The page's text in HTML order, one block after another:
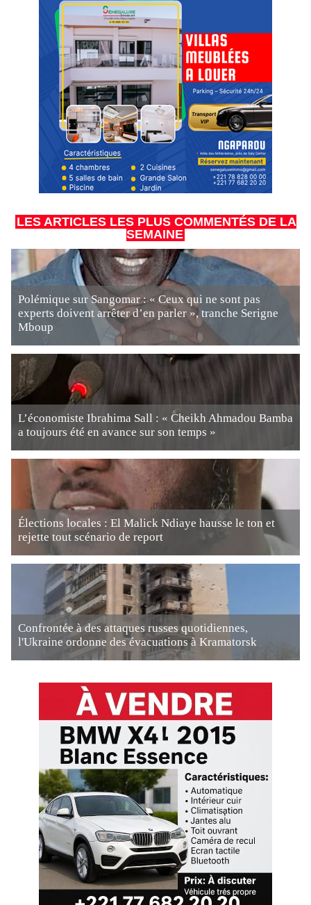
LES ARTICLES LES PLUS COMMENTÉS DE LA
SEMAINE
Polémique sur Sangomar : « Ceux qui ne sont pas
experts doivent arrêter d’en parler », tranche Serigne
Mboup
L’économiste Ibrahima Sall : « Cheikh Ahmadou Bamba
a toujours été en avance sur son temps »
Élections locales : El Malick Ndiaye hausse le ton et
rejette tout scénario de report
Confrontée à des attaques russes quotidiennes,
l'Ukraine ordonne des évacuations à Kramatorsk